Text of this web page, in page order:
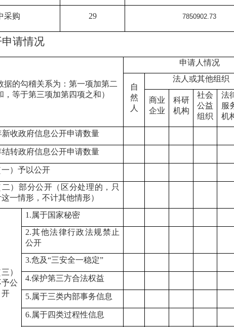
采购 29 7850902.73
请情况
据的勾稽关系为：第一项加第二
，等于第三项加第四项之和）
申请人情况
自
然
人
法人或其他组织
商业
企业
科研
机构
社会
公益
组织
法
服
机
新收政府信息公开申请数量
结转政府信息公开申请数量
一）予以公开
二）部分公开（区分处理的，只
一情形，不计其他情形）
三）
公
开
1.属于国家秘密
2.其他法律行政法规禁止
公开
3.危及“三安全一稳定”
4.保护第三方合法权益
5.属于三类内部事务信息
6.属于四类过程性信息